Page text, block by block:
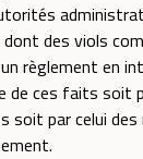
des viols
règlement en
de ces faits soit
soit par celui des